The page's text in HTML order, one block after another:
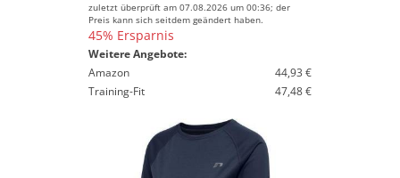
zuletzt überprüft am 07.08.2026 um 00:36; der
Preis kann sich seitdem geändert haben.
45% Ersparnis
Weitere Angebote:
Amazon
44,93 €
Training-Fit
47,48 €